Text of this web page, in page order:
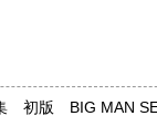
ルのグラビア、なつか
・アニメ古漫画な
のものすべてにわ
誌(キャンディーズ